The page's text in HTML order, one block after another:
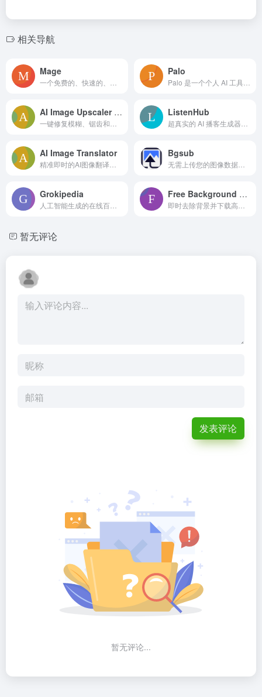
相关导航
Mage Palo
AI Image Upscaler Pro ListenHub
AI Image Translator Bgsub
Grokipedia Free Background Remover (Fast & Clean)
暂无评论
发表评论
暂无评论...